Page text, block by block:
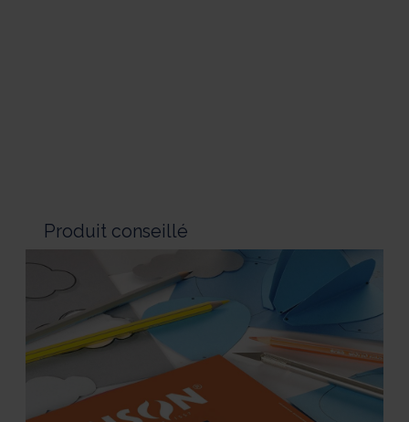
Produit conseillé